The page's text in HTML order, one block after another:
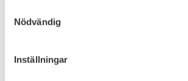
Nödvändig
Inställningar
SULF TYCKER